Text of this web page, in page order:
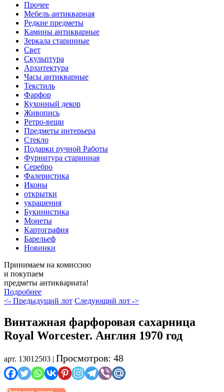
Прочее
Мебель антикварная
Редкие предметы
Камины антикварные
Зеркала старинные
Свет
Скульптура
Архитектура
Часы антикварные
Текстиль
Фарфор
Кухонный декор
Живопись
Ретро-вещи
Предметы интерьера
Стекло
Подарки ручной Работы
Фурнитура старинная
Серебро
Фалеристика
Иконы
открытки
украшения
Букинистика
Монеты
Картография
Барельеф
Новинки
Принимаем на комиссию
и покупаем
предметы антиквариата!
Подробнее
<- Предыдущий лот Следующий лот ->
Винтажная фарфоровая сахарница
Royal Worcester. Англия 1970 год
арт. 13012503 | Просмотров: 48